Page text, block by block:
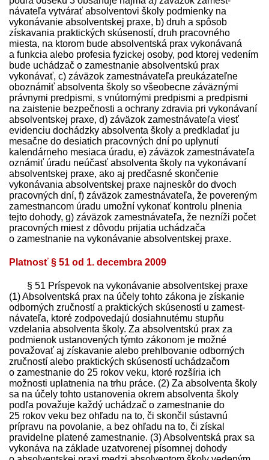
návateľa vytvárať absolventovi školy podmienky na
vykonávanie absolventskej praxe, b) druh a spôsob
získavania praktických skúseností, druh pracovného
miesta, na ktorom bude absolventská prax vykonávaná
a funkcia alebo profesia fyzickej osoby, pod ktorej vedením
bude uchádzač o zamestnanie absolventskú prax
vykonávať, c) záväzok zamest­návateľa preukázateľne
oboznámiť absolventa školy so všeobecne záväznými
právnymi pred­pismi, s vnútornými pred­pismi a pred­pismi
na zaistenie bezpečnosti a ochrany zdravia pri vykonávaní
absolventskej praxe, d) záväzok zamest­návateľa viesť
evidenciu dochádzky absolventa školy a pred­kladať ju
mesačne do desiatich pracovných dní po uplynutí
kalendárneho mesiaca úradu, e) záväzok zamest­návateľa
oznámiť úradu neúčasť absolventa školy na vykonávaní
absolventskej praxe, ako aj predčasné skončenie
vykonávania absolventskej praxe najneskôr do dvoch
pracovných dní, f) záväzok zamest­návateľa, že povereným
zamestnancom úradu umožní vykonať kontrolu plnenia
tejto dohody, g) záväzok zamest­návateľa, že nezníži počet
pracovných miest z dôvodu prijatia uchádzača
o zamestnanie na vykonávanie absolventskej praxe.
Platnosť § 51 od 1. decembra 2009
§ 51 Príspevok na vykonávanie absolventskej praxe
(1) Absolventská prax na účely tohto zákona je získanie
odborných zručností a praktických skúseností u zamest­
návateľa, ktoré zodpovedajú dosiahnutému stupňu
vzdelania absolventa školy. Za absolventskú prax za
podmienok ustanovených týmto zákonom je možné
považovať aj získavanie alebo prehlbovanie odborných
zručností alebo praktických skúseností uchádzačom
o zamestnanie do 25 rokov veku, ktoré rozšíria ich
možnosti uplatnenia na trhu práce. (2) Za absolventa školy
sa na účely tohto ustanovenia okrem absolventa školy
podľa považuje každý uchádzač o zamestnanie do
25 rokov veku bez ohľadu na to, či skončil sústavnú
prípravu na povolanie, a bez ohľadu na to, či získal
pravidelne platené zamestnanie. (3) Absolventská prax sa
vykonáva na základe uzatvorenej písomnej dohody